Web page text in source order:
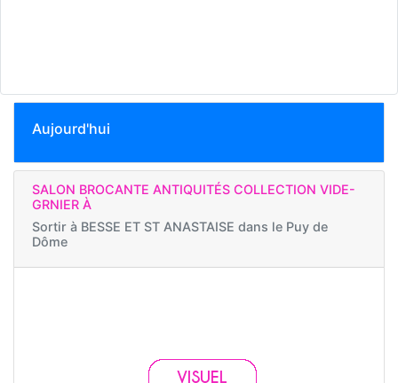
Aujourd'hui
SALON BROCANTE ANTIQUITÉS COLLECTION VIDE-
GRNIER À
Sortir à BESSE ET ST ANASTAISE dans le Puy de
Dôme